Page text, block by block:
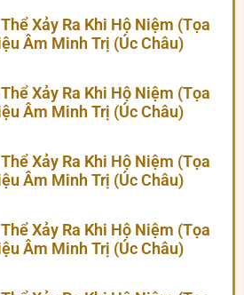
Xảy Ra Khi Hộ Niệm (Tọa
Âm Minh Trị (Úc Châu)
Xảy Ra Khi Hộ Niệm (Tọa
Âm Minh Trị (Úc Châu)
Xảy Ra Khi Hộ Niệm (Tọa
Âm Minh Trị (Úc Châu)
Xảy Ra Khi Hộ Niệm (Tọa
Âm Minh Trị (Úc Châu)